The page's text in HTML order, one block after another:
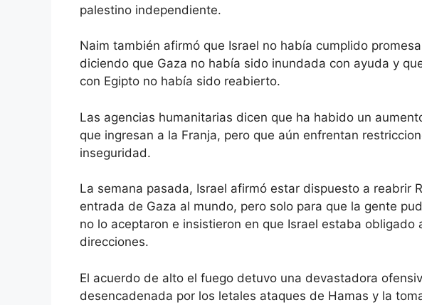
palestino independiente.
Naim también afirmó que Israel no había cumplido
diciendo que Gaza no había sido inundada con ayuda y
con Egipto no había sido reabierto.
Las agencias humanitarias dicen que ha habido un
que ingresan a la Franja, pero que aún enfrentan
inseguridad.
La semana pasada, Israel afirmó estar dispuesto a reabrir
entrada de Gaza al mundo, pero solo para que la gente
no lo aceptaron e insistieron en que Israel estaba obligado
direcciones.
El acuerdo de alto el fuego detuvo una devastadora
desencadenada por los letales ataques de Hamas y la